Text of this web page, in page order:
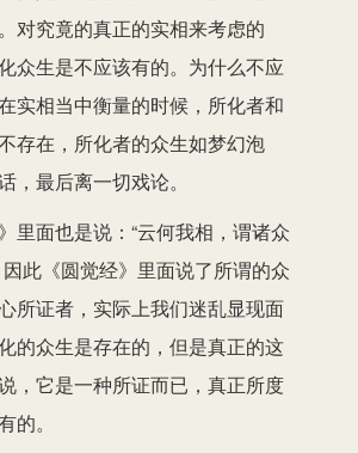
对究竟的真正的实相来考虑的
众生是不应该有的。为什么不应
实相当中衡量的时候，所化者和
存在，所化者的众生如梦幻泡
，最后离一切戏论。
里面也是说：“云何我相，谓诸众
此《圆觉经》里面说了所谓的众
所证者，实际上我们迷乱显现面
的众生是存在的，但是真正的这
，它是一种所证而已，真正所度
的。